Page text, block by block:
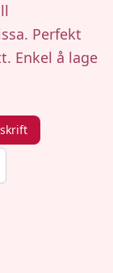
Perfekt
Enkel å lage